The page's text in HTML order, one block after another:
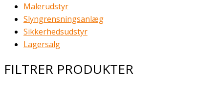
Malerudstyr
Slyngrensningsanlæg
Sikkerhedsudstyr
Lagersalg
FILTRER PRODUKTER